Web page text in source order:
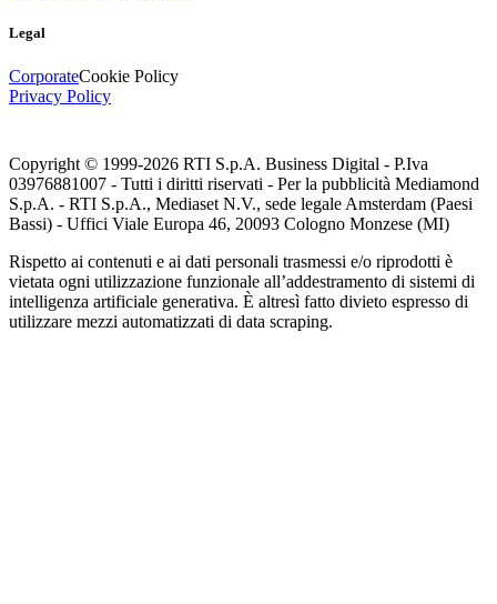
Legal
CorporateCookie Policy
Privacy Policy
Copyright © 1999-2026 RTI S.p.A. Business Digital - P.Iva
03976881007 - Tutti i diritti riservati - Per la pubblicità Mediamond
S.p.A. - RTI S.p.A., Mediaset N.V., sede legale Amsterdam (Paesi
Bassi) - Uffici Viale Europa 46, 20093 Cologno Monzese (MI)
Rispetto ai contenuti e ai dati personali trasmessi e/o riprodotti è
vietata ogni utilizzazione funzionale all’addestramento di sistemi di
intelligenza artificiale generativa. È altresì fatto divieto espresso di
utilizzare mezzi automatizzati di data scraping.